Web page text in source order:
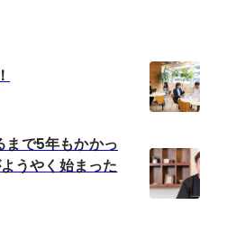
まで5年もかかっ
うやく始まった